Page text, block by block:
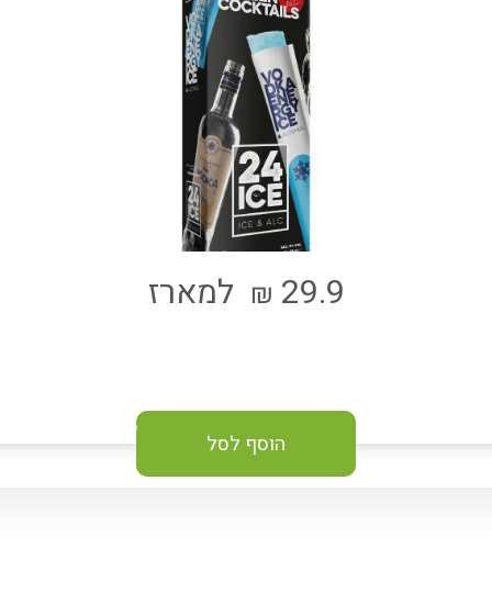
29.9
₪ למארז
הוסף לסל